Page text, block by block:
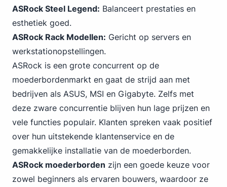
ASRock Steel Legend: Balanceert prestaties en
esthetiek goed.
ASRock Rack Modellen: Gericht op servers en
werkstationopstellingen.
ASRock is een grote concurrent op de
moederbordenmarkt en gaat de strijd aan met
bedrijven als ASUS, MSI en Gigabyte. Zelfs met
deze zware concurrentie blijven hun lage prijzen en
vele functies populair. Klanten spreken vaak positief
over hun uitstekende klantenservice en de
gemakkelijke installatie van de moederborden.
ASRock moederborden zijn een goede keuze voor
zowel beginners als ervaren bouwers, waardoor ze